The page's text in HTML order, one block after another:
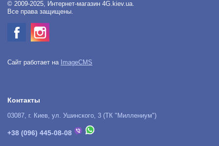
© 2009-2025, Интернет-магазин 4G.kiev.ua.
Все права защищены.
Сайт работает на ImageCMS
Контакты
03087, г. Киев, ул. Ушинского, 3 (ТК "Миллениум")
+38 (096) 445-08-08